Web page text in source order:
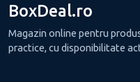
BoxDeal.ro
Magazin online pentru
practice, cu disponibilitate